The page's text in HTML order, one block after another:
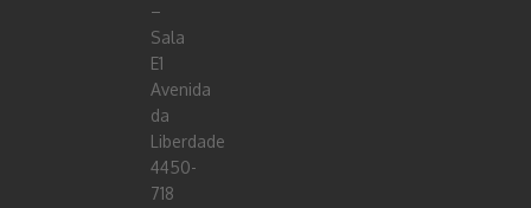
–
Sala
E1
Avenida
da
Liberdade
4450-
718